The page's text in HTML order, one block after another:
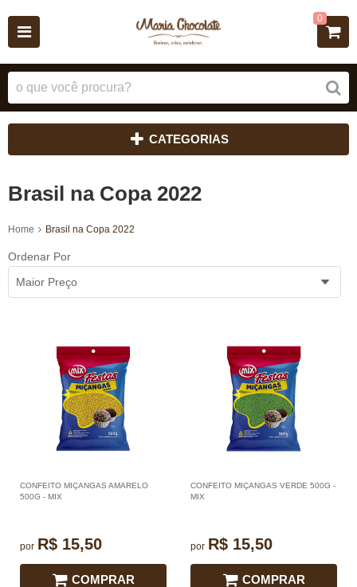
0
CATEGORIAS
Brasil na Copa 2022
Home Brasil na Copa 2022
Ordenar Por
Maior Preço
CONFEITO MIÇANGAS AMARELO
500G - MIX
por R$ 15,50
COMPRAR
CONFEITO MIÇANGAS VERDE 500G -
MIX
por R$ 15,50
COMPRAR